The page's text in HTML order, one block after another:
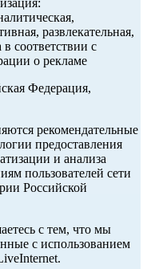
развлекательная,
в соответствии с
о рекламе
Федерация,
рекомендательные
предоставления
и анализа
пользователей сети
Российской
с тем, что мы
с использованием